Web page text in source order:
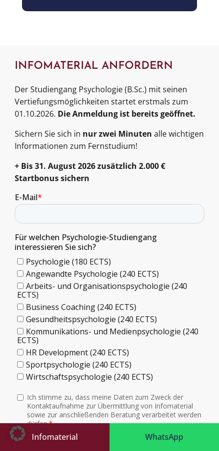
Infomaterial WhatsApp
INFOMATERIAL ANFORDERN
Der Studiengang Psychologie (B.Sc.) mit seinen
Vertiefungsmöglichkeiten startet erstmals zum
01.10.2026. Die Anmeldung ist bereits geöffnet.
Sichern Sie sich in nur zwei Minuten alle wichtigen
Informationen zum Fernstudium!
+ Bis 31. August 2026 zusätzlich 2.000 €
Startbonus sichern